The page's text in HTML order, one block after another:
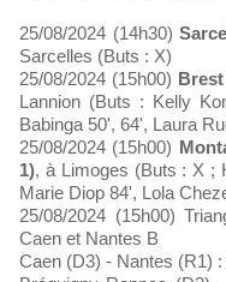
25/08/2024 (14h30)
Sarcelles (Buts : X)
25/08/2024 (15h00)
Lannion (Buts : Kelly
Babinga 50', 64', Laura
25/08/2024 (15h00)
1), à Limoges (Buts : X ;
Marie Diop 84', Lola
25/08/2024 (15h00)
Caen et Nantes B
Caen (D3) - Nantes (R1)